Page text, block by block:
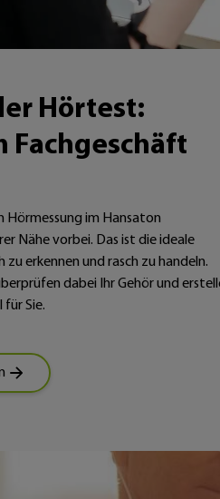
Hörtest:
Fachgeschäft
Hörmessung im Hansaton
Nähe vorbei. Das ist die ideale
erkennen und rasch zu handeln.
dabei Ihr Gehör und
für Sie.